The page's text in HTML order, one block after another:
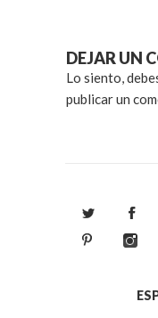
DEJAR UN
Lo siento,
publicar un